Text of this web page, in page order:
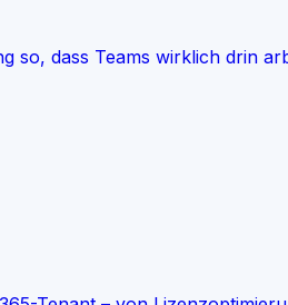
so, dass Teams wirklich drin